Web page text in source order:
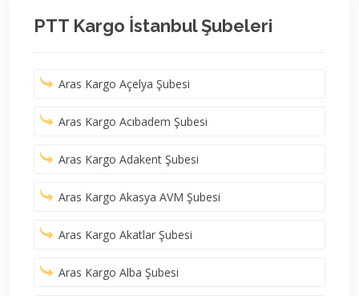
PTT Kargo İstanbul Şubeleri
Aras Kargo Açelya Şubesi
Aras Kargo Acıbadem Şubesi
Aras Kargo Adakent Şubesi
Aras Kargo Akasya AVM Şubesi
Aras Kargo Akatlar Şubesi
Aras Kargo Alba Şubesi